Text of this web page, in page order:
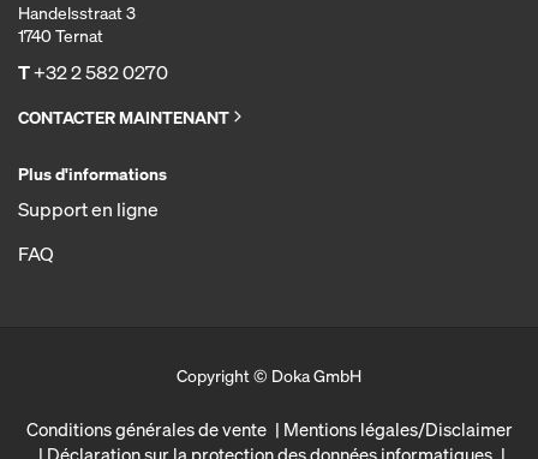
Handelsstraat 3
1740 Ternat
T+32 2 582 0270
CONTACTER MAINTENANT
Plus d'informations
Support en ligne
FAQ
Copyright © Doka GmbH
Conditions générales de vente
Mentions légales/Disclaimer
Déclaration sur la protection des données informatiques